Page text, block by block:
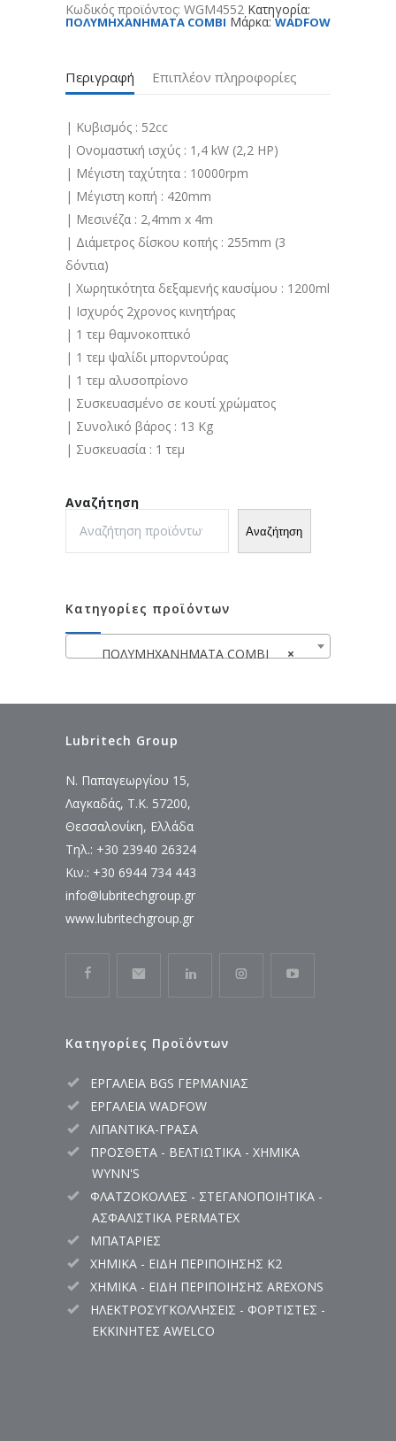
Κωδικός προϊόντος: WGM4552 Κατηγορία:
ΠΟΛΥΜΗΧΑΝΗΜΑΤΑ COMBI Μάρκα:WADFOW
Περιγραφή Επιπλέον πληροφορίες
| Κυβισμός : 52cc
| Ονομαστική ισχύς : 1,4 kW (2,2 HP)
| Μέγιστη ταχύτητα : 10000rpm
| Μέγιστη κοπή : 420mm
| Μεσινέζα : 2,4mm x 4m
| Διάμετρος δίσκου κοπής : 255mm (3
δόντια)
| Χωρητικότητα δεξαμενής καυσίμου : 1200ml
| Ισχυρός 2χρονος κινητήρας
| 1 τεμ θαμνοκοπτικό
| 1 τεμ ψαλίδι μπορντούρας
| 1 τεμ αλυσοπρίονο
| Συσκευασμένο σε κουτί χρώματος
| Συνολικό βάρος : 13 Kg
| Συσκευασία : 1 τεμ
Αναζήτηση
Αναζήτηση
Κατηγορίες προϊόντων
×
ΠΟΛΥΜΗΧΑΝΗΜΑΤΑ COMBI
Lubritech Group
Ν. Παπαγεωργίου 15,
Λαγκαδάς, Τ.Κ. 57200,
Θεσσαλονίκη, Ελλάδα
Τηλ.: +30 23940 26324
Κιν.: +30 6944 734 443
info@lubritechgroup.gr
www.lubritechgroup.gr
Κατηγορίες Προϊόντων
ΕΡΓΑΛΕΙΑ BGS ΓΕΡΜΑΝΙΑΣ
ΕΡΓΑΛΕΙΑ WADFOW
ΛΙΠΑΝΤΙΚΑ-ΓΡΑΣΑ
ΠΡΟΣΘΕΤΑ - ΒΕΛΤΙΩΤΙΚΑ - ΧΗΜΙΚΑ
WYNN'S
ΦΛΑΤΖΟΚΟΛΛΕΣ - ΣΤΕΓΑΝΟΠΟΙΗΤΙΚΑ -
ΑΣΦΑΛΙΣΤΙΚΑ PERMATEX
ΜΠΑΤΑΡΙΕΣ
ΧΗΜΙΚΑ - ΕΙΔΗ ΠΕΡΙΠΟΙΗΣΗΣ K2
ΧΗΜΙΚΑ - ΕΙΔΗ ΠΕΡΙΠΟΙΗΣΗΣ AREXONS
ΗΛΕΚΤΡΟΣΥΓΚΟΛΛΗΣΕΙΣ - ΦΟΡΤΙΣΤΕΣ -
ΕΚΚΙΝΗΤΕΣ AWELCO